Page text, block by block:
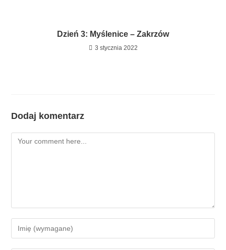
Dzień 3: Myślenice – Zakrzów
3 stycznia 2022
Dodaj komentarz